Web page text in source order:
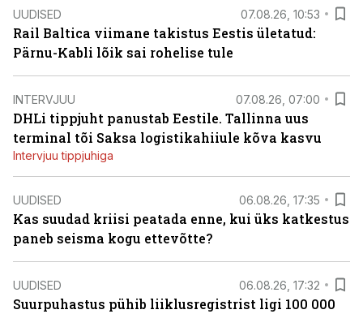
UUDISED 07.08.26, 10:53
Rail Baltica viimane takistus Eestis ületatud:
Pärnu-Kabli lõik sai rohelise tule
INTERVJUU 07.08.26, 07:00
DHLi tippjuht panustab Eestile. Tallinna uus
terminal tõi Saksa logistikahiiule kõva kasvu
Intervjuu tippjuhiga
UUDISED 06.08.26, 17:35
Kas suudad kriisi peatada enne, kui üks katkestus
paneb seisma kogu ettevõtte?
UUDISED 06.08.26, 17:32
Suurpuhastus pühib liiklusregistrist ligi 100 000